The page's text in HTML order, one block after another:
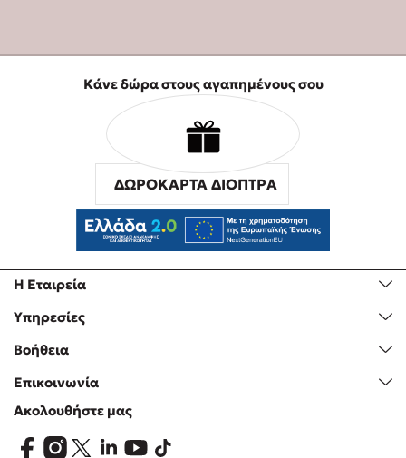
Η Εταιρεία
Υπηρεσίες
Βοήθεια
Επικοινωνία
Κάνε δώρα στους αγαπημένους σου
ΔΩΡΟΚΑΡΤΑ ΔΙΟΠΤΡΑ
Ακολουθήστε μας